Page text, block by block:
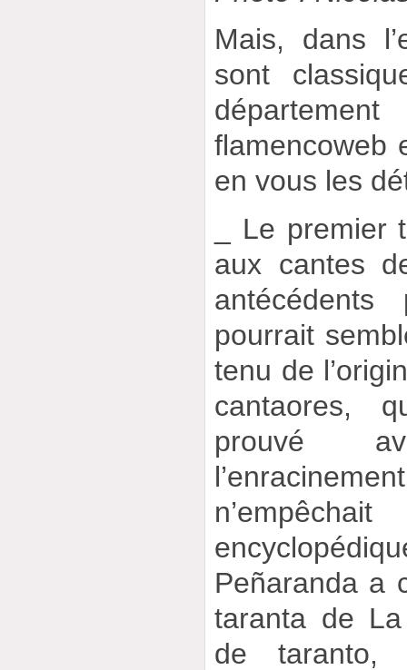
Mais, dans
sont
flamencoweb
en vous les
_ Le premier
aux cantes
pourrait
tenu de
cantaores,
prouvé
Peñaranda a
taranta de
de taranto,